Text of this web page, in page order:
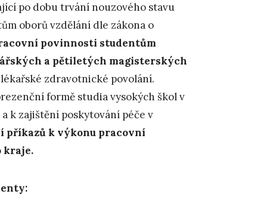
po dobu trvání nouzového stavu
oborů vzdělání dle zákona o
povinnosti studentům
a pětiletých magisterských
zdravotnické povolání.
formě studia vysokých škol v
k zajištění poskytování péče v
příkazů k výkonu pracovní
kraje.